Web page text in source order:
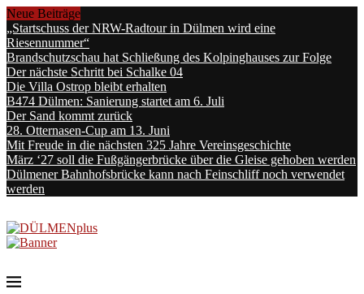
Neue Beiträge
„Startschuss der NRW-Radtour in Dülmen wird eine
Riesennummer“
Brandschutzschau hat Schließung des Kolpinghauses zur Folge
Der nächste Schritt bei Schalke 04
Die Villa Ostrop bleibt erhalten
B474 Dülmen: Sanierung startet am 6. Juli
Der Sand kommt zurück
28. Otternasen-Cup am 13. Juni
Mit Freude in die nächsten 325 Jahre Vereinsgeschichte
März ‘27 soll die Fußgängerbrücke über die Gleise gehoben werden
Dülmener Bahnhofsbrücke kann nach Feinschliff noch verwendet
werden